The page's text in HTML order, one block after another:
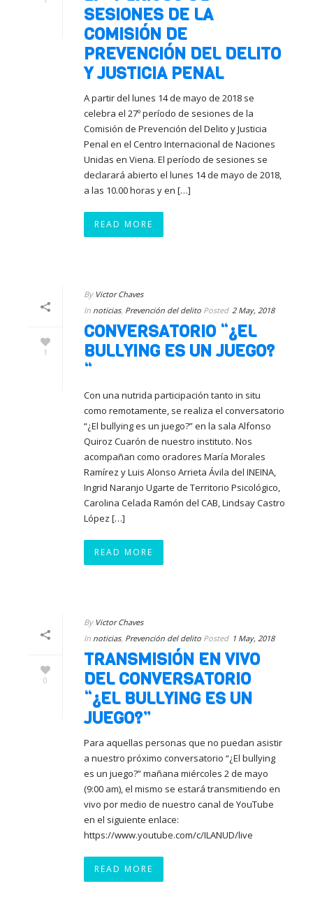
SESIONES DE LA
COMISIÓN DE
PREVENCIÓN DEL DELITO
Y JUSTICIA PENAL
A partir del lunes 14 de mayo de 2018 se
celebra el 27º período de sesiones de la
Comisión de Prevención del Delito y Justicia
Penal en el Centro Internacional de Naciones
Unidas en Viena. El período de sesiones se
declarará abierto el lunes 14 de mayo de 2018,
a las 10.00 horas y en […]
READ MORE
1
By Victor Chaves
In noticias, Prevención del delito Posted 2 May, 2018
CONVERSATORIO “¿EL
BULLYING ES UN JUEGO?
“
Con una nutrida participación tanto in situ
como remotamente, se realiza el conversatorio
“¿El bullying es un juego?” en la sala Alfonso
Quiroz Cuarón de nuestro instituto. Nos
acompañan como oradores María Morales
Ramírez y Luis Alonso Arrieta Ávila del INEINA,
Ingrid Naranjo Ugarte de Territorio Psicológico,
Carolina Celada Ramón del CAB, Lindsay Castro
López […]
READ MORE
0
By Victor Chaves
In noticias, Prevención del delito Posted 1 May, 2018
TRANSMISIÓN EN VIVO
DEL CONVERSATORIO
“¿EL BULLYING ES UN
JUEGO?”
Para aquellas personas que no puedan asistir
a nuestro próximo conversatorio “¿El bullying
es un juego?” mañana miércoles 2 de mayo
(9:00 am), el mismo se estará transmitiendo en
vivo por medio de nuestro canal de YouTube
en el siguiente enlace:
https://www.youtube.com/c/ILANUD/live
READ MORE